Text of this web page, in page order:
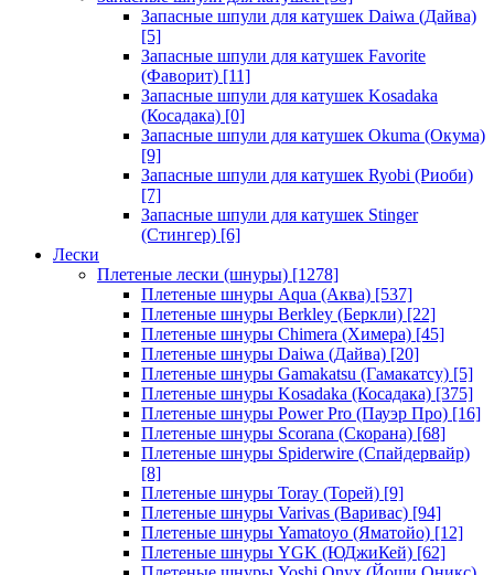
Запасные шпули для катушек Daiwa (Дайва)
[5]
Запасные шпули для катушек Favorite
(Фаворит) [11]
Запасные шпули для катушек Kosadaka
(Косадака) [0]
Запасные шпули для катушек Okuma (Окума)
[9]
Запасные шпули для катушек Ryobi (Риоби)
[7]
Запасные шпули для катушек Stinger
(Стингер) [6]
Лески
Плетеные лески (шнуры) [1278]
Плетеные шнуры Aqua (Аква) [537]
Плетеные шнуры Berkley (Беркли) [22]
Плетеные шнуры Chimera (Химера) [45]
Плетеные шнуры Daiwa (Дайва) [20]
Плетеные шнуры Gamakatsu (Гамакатсу) [5]
Плетеные шнуры Kosadaka (Косадака) [375]
Плетеные шнуры Power Pro (Пауэр Про) [16]
Плетеные шнуры Scorana (Скорана) [68]
Плетеные шнуры Spiderwire (Спайдервайр)
[8]
Плетеные шнуры Toray (Торей) [9]
Плетеные шнуры Varivas (Варивас) [94]
Плетеные шнуры Yamatoyo (Яматойо) [12]
Плетеные шнуры YGK (ЮДжиКей) [62]